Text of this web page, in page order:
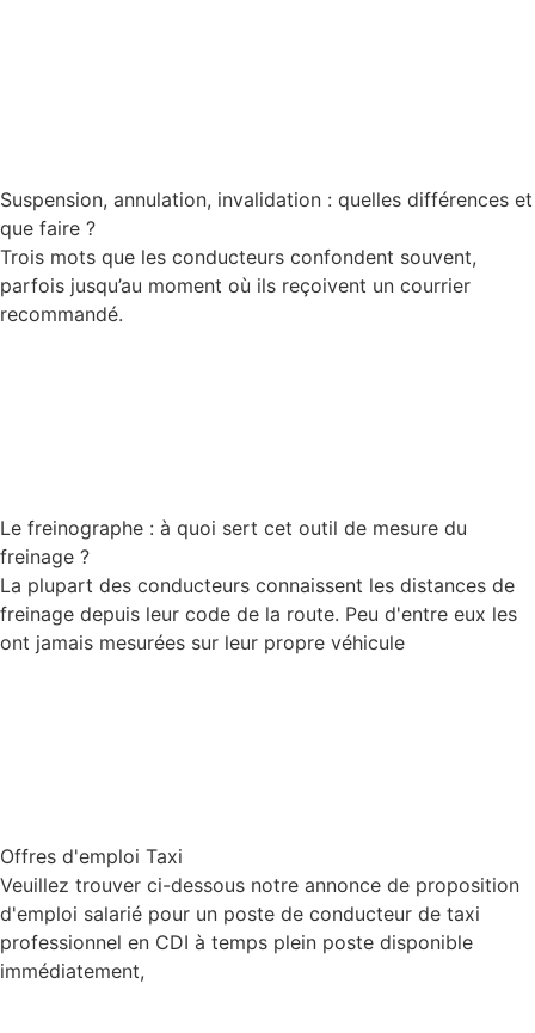
Suspension, annulation, invalidation : quelles différences et
que faire ?
Trois mots que les conducteurs confondent souvent,
parfois jusqu’au moment où ils reçoivent un courrier
recommandé.
Le freinographe : à quoi sert cet outil de mesure du
freinage ?
La plupart des conducteurs connaissent les distances de
freinage depuis leur code de la route. Peu d'entre eux les
ont jamais mesurées sur leur propre véhicule
Offres d'emploi Taxi
Veuillez trouver ci-dessous notre annonce de proposition
d'emploi salarié pour un poste de conducteur de taxi
professionnel en CDI à temps plein poste disponible
immédiatement,